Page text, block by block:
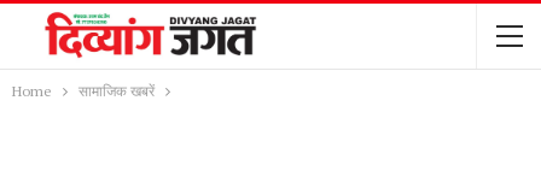
Home सामाजिक खबरें